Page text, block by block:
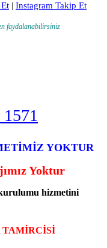
| Instagram Takip Et
faydalanabilirsiniz
YOKTUR
Yoktur
hizmetini
TAMİRCİSİ